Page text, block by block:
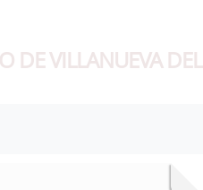
DE VILLANUEVA